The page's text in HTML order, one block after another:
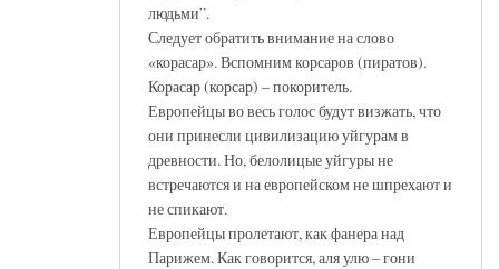
людьми”.
Следует обратить внимание на слово
«корасар». Вспомним корсаров (пиратов).
Корасар (корсар) – покоритель.
Европейцы во весь голос будут визжать, что
они принесли цивилизацию уйгурам в
древности. Но, белолицые уйгуры не
встречаются и на европейском не шпрехают и
не спикают.
Европейцы пролетают, как фанера над
Парижем. Как говорится, аля улю – гони